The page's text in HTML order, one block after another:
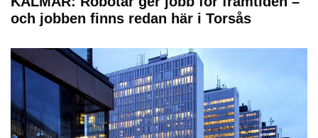
och jobben finns redan här i Torsås